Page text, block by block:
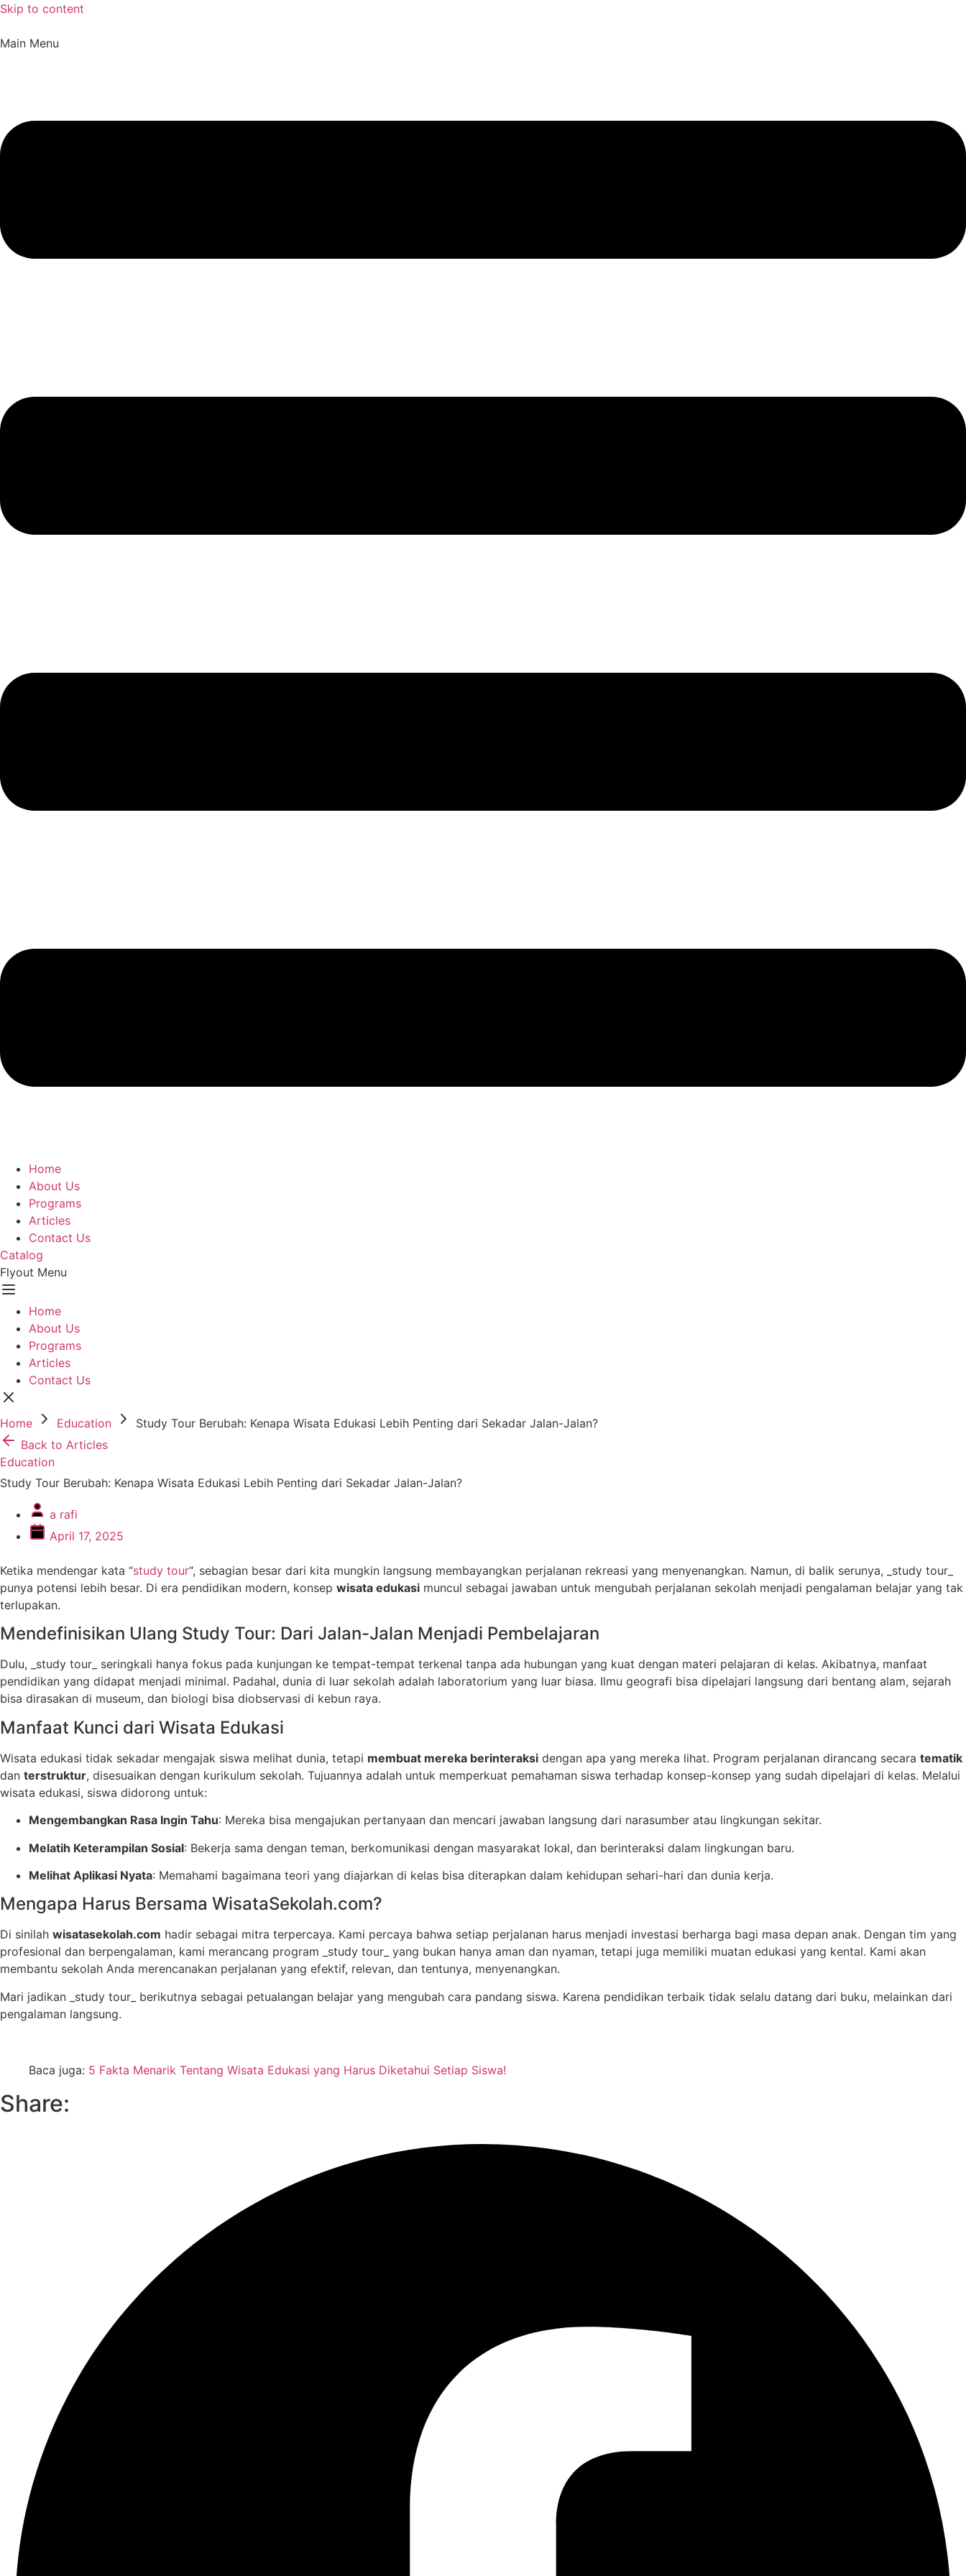
Skip to content
Main Menu
Home
About Us
Programs
Articles
Contact Us
Catalog
Flyout Menu
Home
About Us
Programs
Articles
Contact Us
Home Education
Study Tour Berubah: Kenapa Wisata Edukasi Lebih Penting dari Sekadar Jalan-Jalan?
Back to Articles
Education
Study Tour Berubah: Kenapa Wisata Edukasi Lebih Penting dari Sekadar Jalan-Jalan?
a rafi
April 17, 2025
Ketika mendengar kata “study tour“, sebagian besar dari kita mungkin langsung membayangkan perjalanan rekreasi yang menyenangkan. Namun, di balik serunya, _study tour_
punya potensi lebih besar. Di era pendidikan modern, konsep wisata edukasi muncul sebagai jawaban untuk mengubah perjalanan sekolah menjadi pengalaman belajar yang tak
terlupakan.
Mendefinisikan Ulang Study Tour: Dari Jalan-Jalan Menjadi Pembelajaran
Dulu, _study tour_ seringkali hanya fokus pada kunjungan ke tempat-tempat terkenal tanpa ada hubungan yang kuat dengan materi pelajaran di kelas. Akibatnya, manfaat
pendidikan yang didapat menjadi minimal. Padahal, dunia di luar sekolah adalah laboratorium yang luar biasa. Ilmu geografi bisa dipelajari langsung dari bentang alam, sejarah
bisa dirasakan di museum, dan biologi bisa diobservasi di kebun raya.
Manfaat Kunci dari Wisata Edukasi
Wisata edukasi tidak sekadar mengajak siswa melihat dunia, tetapi membuat mereka berinteraksi dengan apa yang mereka lihat. Program perjalanan dirancang secara tematik
dan terstruktur, disesuaikan dengan kurikulum sekolah. Tujuannya adalah untuk memperkuat pemahaman siswa terhadap konsep-konsep yang sudah dipelajari di kelas. Melalui
wisata edukasi, siswa didorong untuk:
Mengembangkan Rasa Ingin Tahu: Mereka bisa mengajukan pertanyaan dan mencari jawaban langsung dari narasumber atau lingkungan sekitar.
Melatih Keterampilan Sosial: Bekerja sama dengan teman, berkomunikasi dengan masyarakat lokal, dan berinteraksi dalam lingkungan baru.
Melihat Aplikasi Nyata: Memahami bagaimana teori yang diajarkan di kelas bisa diterapkan dalam kehidupan sehari-hari dan dunia kerja.
Mengapa Harus Bersama WisataSekolah.com?
Di sinilah wisatasekolah.com hadir sebagai mitra terpercaya. Kami percaya bahwa setiap perjalanan harus menjadi investasi berharga bagi masa depan anak. Dengan tim yang
profesional dan berpengalaman, kami merancang program _study tour_ yang bukan hanya aman dan nyaman, tetapi juga memiliki muatan edukasi yang kental. Kami akan
membantu sekolah Anda merencanakan perjalanan yang efektif, relevan, dan tentunya, menyenangkan.
Mari jadikan _study tour_ berikutnya sebagai petualangan belajar yang mengubah cara pandang siswa. Karena pendidikan terbaik tidak selalu datang dari buku, melainkan dari
pengalaman langsung.
Baca juga: 5 Fakta Menarik Tentang Wisata Edukasi yang Harus Diketahui Setiap Siswa!
Share: